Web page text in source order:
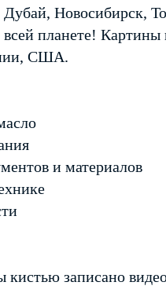
Новосибирск,
всей планете!
США.
и материалов
кистью записано